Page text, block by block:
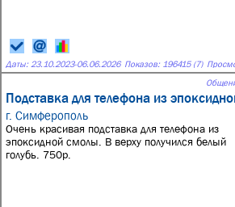
Даты: 23.10.2023-06.06.2026 Показов: 196415 (7)
Подставка для телефона из
г. Симферополь
Очень красивая подставка для телефона из
эпоксидной смолы. В верху получился белый
голубь. 750р.